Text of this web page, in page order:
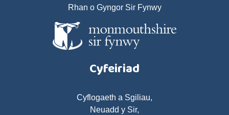
Rhan o Gyngor Sir Fynwy
Cyfeiriad
Cyflogaeth a Sgiliau,
Neuadd y Sir,